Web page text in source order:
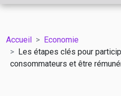
Accueil
Economie
Les étapes clés pour
consommateurs et être